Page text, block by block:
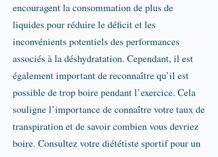
encouragent la consommation de plus de
liquides pour réduire le déficit et les
inconvénients potentiels des performances
associés à la déshydratation. Cependant, il est
également important de reconnaître qu’il est
possible de trop boire pendant l’exercice. Cela
souligne l’importance de connaître votre taux de
transpiration et de savoir combien vous devriez
boire. Consultez votre diététiste sportif pour un